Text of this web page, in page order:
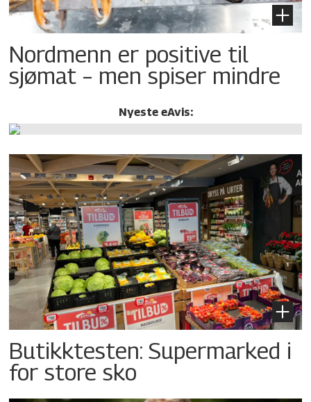
Nordmenn er positive til
sjømat – men spiser mindre
Nyeste eAvis:
Butikktesten: Supermarked i
for store sko